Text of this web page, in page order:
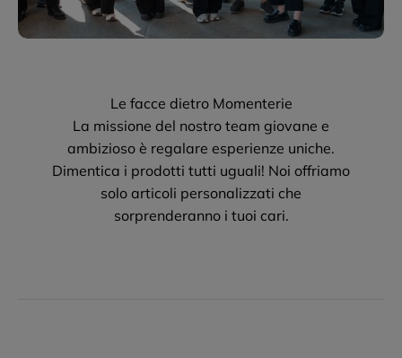
Le facce dietro Momenterie
La missione del nostro team giovane e
ambizioso è regalare esperienze uniche.
Dimentica i prodotti tutti uguali! Noi offriamo
solo articoli personalizzati che
sorprenderanno i tuoi cari.